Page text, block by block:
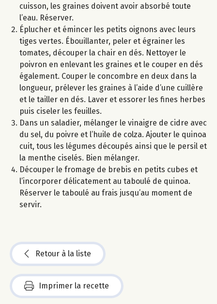
cuisson, les graines doivent avoir absorbé toute
l’eau. Réserver.
Éplucher et émincer les petits oignons avec leurs
tiges vertes. Ébouillanter, peler et égrainer les
tomates, découper la chair en dés. Nettoyer le
poivron en enlevant les graines et le couper en dés
également. Couper le concombre en deux dans la
longueur, prélever les graines à l’aide d’une cuillère
et le tailler en dés. Laver et essorer les fines herbes
puis ciseler les feuilles.
Dans un saladier, mélanger le vinaigre de cidre avec
du sel, du poivre et l’huile de colza. Ajouter le quinoa
cuit, tous les légumes découpés ainsi que le persil et
la menthe ciselés. Bien mélanger.
Découper le fromage de brebis en petits cubes et
l’incorporer délicatement au taboulé de quinoa.
Réserver le taboulé au frais jusqu’au moment de
servir.
Retour à la liste
Imprimer la recette